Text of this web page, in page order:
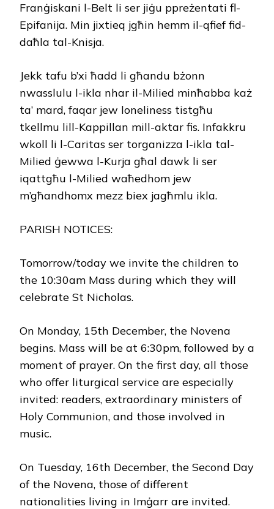
Franġiskani l-Belt li ser jiġu ppreżentati fl-
Epifanija. Min jixtieq jgħin hemm il-qfief fid-
daħla tal-Knisja.
Jekk tafu b’xi ħadd li għandu bżonn
nwasslulu l-ikla nhar il-Milied minħabba każ
ta’ mard, faqar jew loneliness tistgħu
tkellmu lill-Kappillan mill-aktar fis. Infakkru
wkoll li l-Caritas ser torganizza l-ikla tal-
Milied ġewwa l-Kurja għal dawk li ser
iqattgħu l-Milied waħedhom jew
m’għandhomx mezz biex jagħmlu ikla.
PARISH NOTICES:
Tomorrow/today we invite the children to
the 10:30am Mass during which they will
celebrate St Nicholas.
On Monday, 15th December, the Novena
begins. Mass will be at 6:30pm, followed by a
moment of prayer. On the first day, all those
who offer liturgical service are especially
invited: readers, extraordinary ministers of
Holy Communion, and those involved in
music.
On Tuesday, 16th December, the Second Day
of the Novena, those of different
nationalities living in Imġarr are invited.